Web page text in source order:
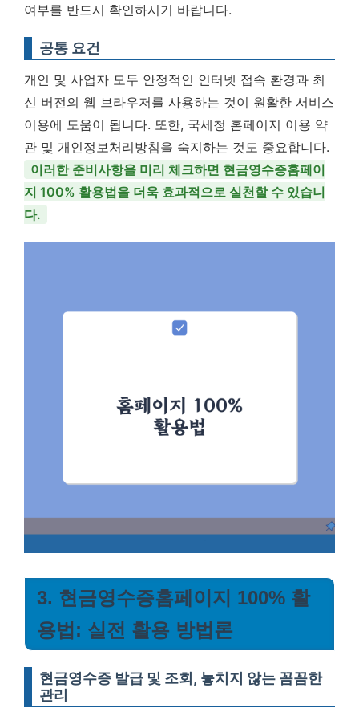
여부를 반드시 확인하시기 바랍니다.
공통 요건
개인 및 사업자 모두 안정적인 인터넷 접속 환경과 최
신 버전의 웹 브라우저를 사용하는 것이 원활한 서비스
이용에 도움이 됩니다. 또한, 국세청 홈페이지 이용 약
관 및 개인정보처리방침을 숙지하는 것도 중요합니다.
이러한 준비사항을 미리 체크하면 현금영수증홈페이
지 100% 활용법을 더욱 효과적으로 실천할 수 있습니
다.
3. 현금영수증홈페이지 100% 활
용법: 실전 활용 방법론
현금영수증 발급 및 조회, 놓치지 않는 꼼꼼한
관리